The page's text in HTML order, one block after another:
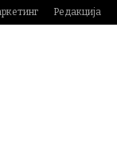
Редакција